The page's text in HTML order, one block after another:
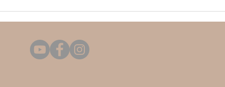
Kan een vriend
jullie
trouwen als
BABS voor één